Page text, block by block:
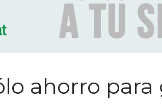
ahorro para